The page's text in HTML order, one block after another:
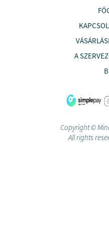
A
Copyright ©
All rights